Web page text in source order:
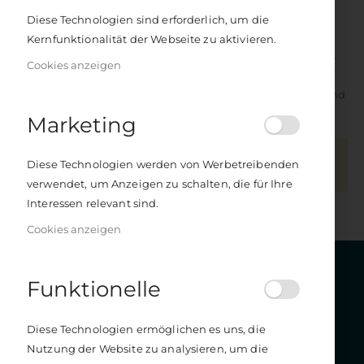
speziellen Diäten auseinandersetzen, liegt in östlichen
Ideen der Schwerpunkt auf Ganzheitlichkeit sowie dem
Martha P. Heinen praktiziert seit 1984 Kochen mit den Fünf
Elementen und gibt ihr Wissen in Vorträgen, Seminaren und
Beratungen weiter.
Auswahl finden
KONTAKT
WINDPFERD
KVG Kölner Verlagsgesellschaft mbH
Diese Technologien sind erforderlich, um die
Kernfunktionalität der Webseite zu aktivieren.
Cookies anzeigen
Marketing
Diese Technologien werden von Werbetreibenden
verwendet, um Anzeigen zu schalten, die für Ihre
Interessen relevant sind.
Cookies anzeigen
Funktionelle
Diese Technologien ermöglichen es uns, die
Nutzung der Website zu analysieren, um die